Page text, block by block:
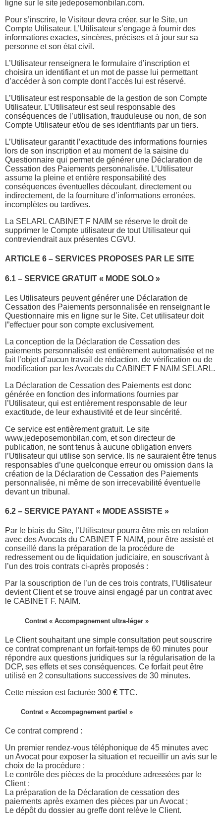
ligne sur le site jedeposemonbilan.com.
Pour s’inscrire, le Visiteur devra créer, sur le Site, un
Compte Utilisateur. L’Utilisateur s’engage à fournir des
informations exactes, sincères, précises et à jour sur sa
personne et son état civil.
L’Utilisateur renseignera le formulaire d’inscription et
choisira un identifiant et un mot de passe lui permettant
d’accéder à son compte dont l’accès lui est réservé.
L’Utilisateur est responsable de la gestion de son Compte
Utilisateur. L’Utilisateur est seul responsable des
conséquences de l’utilisation, frauduleuse ou non, de son
Compte Utilisateur et/ou de ses identifiants par un tiers.
L’Utilisateur garantit l’exactitude des informations fournies
lors de son inscription et au moment de la saisine du
Questionnaire qui permet de générer une Déclaration de
Cessation des Paiements personnalisée. L’Utilisateur
assume la pleine et entière responsabilité des
conséquences éventuelles découlant, directement ou
indirectement, de la fourniture d’informations erronées,
incomplètes ou tardives.
La SELARL CABINET F NAIM se réserve le droit de
supprimer le Compte utilisateur de tout Utilisateur qui
contreviendrait aux présentes CGVU.
ARTICLE 6 – SERVICES PROPOSES PAR LE SITE
6.1 – SERVICE GRATUIT « MODE SOLO »
Les Utilisateurs peuvent générer une Déclaration de
Cessation des Paiements personnalisée en renseignant le
Questionnaire mis en ligne sur le Site. Cet utilisateur doit
l”effectuer pour son compte exclusivement.
La conception de la Déclaration de Cessation des
paiements personnalisée est entièrement automatisée et ne
fait l’objet d’aucun travail de rédaction, de vérification ou de
modification par les Avocats du CABINET F NAIM SELARL.
La Déclaration de Cessation des Paiements est donc
générée en fonction des informations fournies par
l’Utilisateur, qui est entièrement responsable de leur
exactitude, de leur exhaustivité et de leur sincérité.
Ce service est entièrement gratuit. Le site
www.jedeposemonbilan.com, et son directeur de
publication, ne sont tenus à aucune obligation envers
l’Utilisateur qui utilise son service. Ils ne sauraient être tenus
responsables d’une quelconque erreur ou omission dans la
création de la Déclaration de Cessation des Paiements
personnalisée, ni même de son irrecevabilité éventuelle
devant un tribunal.
6.2 – SERVICE PAYANT « MODE ASSISTE »
Par le biais du Site, l’Utilisateur pourra être mis en relation
avec des Avocats du CABINET F NAIM, pour être assisté et
conseillé dans la préparation de la procédure de
redressement ou de liquidation judiciaire, en souscrivant à
l’un des trois contrats ci-après proposés :
Par la souscription de l’un de ces trois contrats, l’Utilisateur
devient Client et se trouve ainsi engagé par un contrat avec
le CABINET F. NAIM.
Contrat « Accompagnement ultra-léger »
Le Client souhaitant une simple consultation peut souscrire
ce contrat comprenant un forfait-temps de 60 minutes pour
répondre aux questions juridiques sur la régularisation de la
DCP, ses effets et ses conséquences. Ce forfait peut être
utilisé en 2 consultations successives de 30 minutes.
Cette mission est facturée 300 € TTC.
Contrat « Accompagnement partiel »
Ce contrat comprend :
Un premier rendez-vous téléphonique de 45 minutes avec
un Avocat pour exposer la situation et recueillir un avis sur le
choix de la procédure ;
Le contrôle des pièces de la procédure adressées par le
Client ;
La préparation de la Déclaration de cessation des
paiements après examen des pièces par un Avocat ;
Le dépôt du dossier au greffe dont relève le Client.